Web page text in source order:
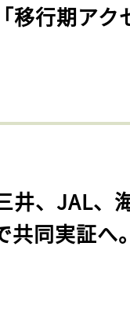
移行期アク
井、JAL、
共同実証へ